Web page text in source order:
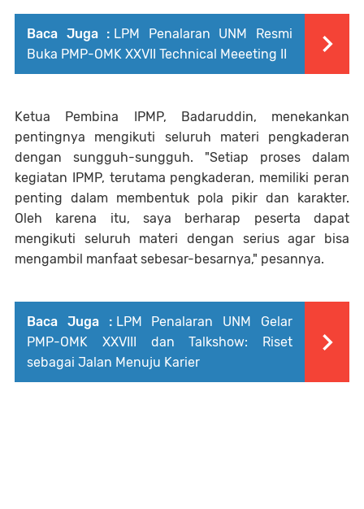
Baca Juga : LPM Penalaran UNM Resmi
Buka PMP-OMK XXVII Technical Meeeting II
Ketua Pembina IPMP, Badaruddin, menekankan
pentingnya mengikuti seluruh materi pengkaderan
dengan sungguh-sungguh. "Setiap proses dalam
kegiatan IPMP, terutama pengkaderan, memiliki peran
penting dalam membentuk pola pikir dan karakter.
Oleh karena itu, saya berharap peserta dapat
mengikuti seluruh materi dengan serius agar bisa
mengambil manfaat sebesar-besarnya," pesannya.
Baca Juga : LPM Penalaran UNM Gelar
PMP-OMK XXVIII dan Talkshow: Riset
sebagai Jalan Menuju Karier